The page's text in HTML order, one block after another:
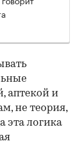
аптекой и
не теория,
эта логика